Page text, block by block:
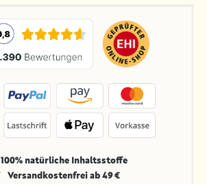
100% natürliche Inhaltsstoffe
Versandkosten­frei ab 49 €